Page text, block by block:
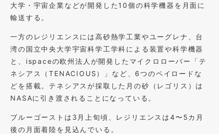
大学・宇宙企業などが開発した10個の科学機器を月面に
輸送する。
一方のレジリエンスには高砂熱学工業やユーグレナ、台
湾の国立中央大学宇宙科学工学科による装置や科学機器
と、ispaceの欧州法人が開発したマイクロローバー「テ
ネシアス（TENACIOUS）」など、6つのペイロードな
どを搭載。テネシアスが採取した月の砂（レゴリス）は
NASAに引き渡されることになっている。
ブルーゴーストは3月上旬頃、レジリエンスは4〜5カ月
後の月面着陸を見込んでいる。